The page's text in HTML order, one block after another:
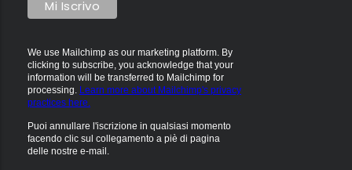
We use Mailchimp as our marketing platform. By
clicking to subscribe, you acknowledge that your
information will be transferred to Mailchimp for
processing. Learn more about Mailchimp's privacy
practices here.
Puoi annullare l'iscrizione in qualsiasi momento
facendo clic sul collegamento a piè di pagina
delle nostre e-mail.